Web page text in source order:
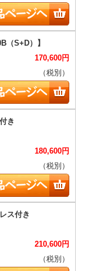
170,600円
（税別）
180,600円
（税別）
210,600円
（税別）